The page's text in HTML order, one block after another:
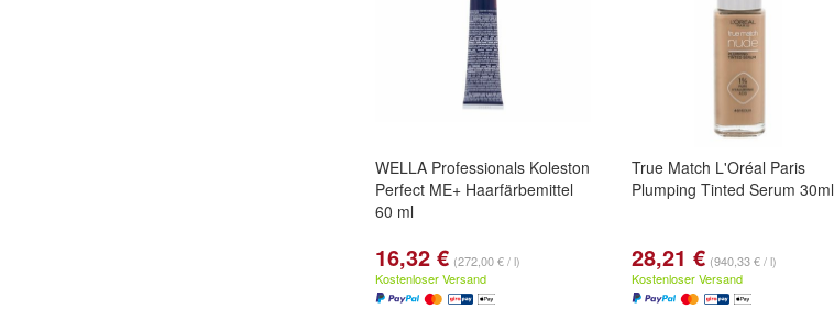
WELLA Professionals Koleston
Perfect ME+ Haarfärbemittel
60 ml
16,32 € (272,00 € / l)
Kostenloser Versand
True Match L'Oréal Paris
Plumping Tinted Serum 30ml
28,21 € (940,33 € / l)
Kostenloser Versand